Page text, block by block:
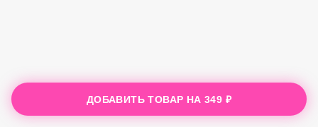
ДОБАВИТЬ ТОВАР НА349 ₽